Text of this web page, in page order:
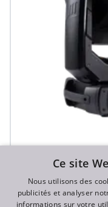
Ce site
Nous utilisons des
publicités et analyser
informations sur votre